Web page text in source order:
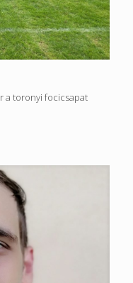
a toronyi focicsapat